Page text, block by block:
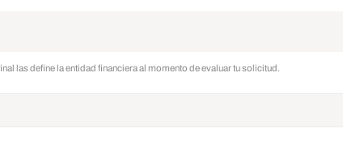
las define la entidad financiera al momento de evaluar tu solicitud.